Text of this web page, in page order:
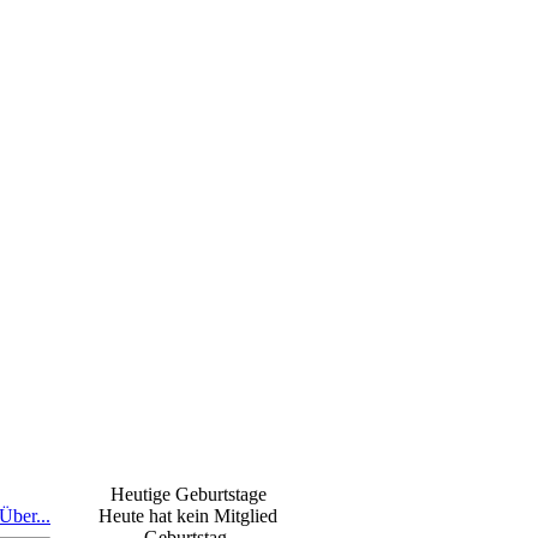
Über...
Heutige Geburtstage
Heute hat kein Mitglied